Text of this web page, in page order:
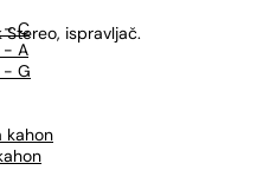
- C
- A
- G
kahon
Stereo, ispravljač.